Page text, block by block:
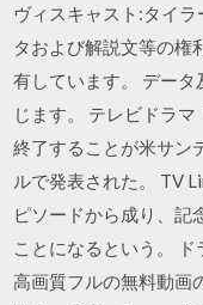
ヴィスキャスト:タイ
タおよび解説文等の権
有しています。 デー
じます。 テレビドラ
終了することが米サン
ルで発表された。 TV
ピソードから成り、記
ことになるという。
高画質フルの無料動画